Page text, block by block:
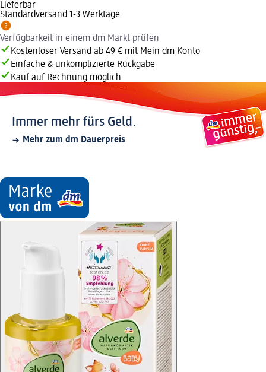
Lieferbar
Standardversand 1-3 Werktage
Verfügbarkeit in einem dm Markt prüfen
Kostenloser Versand ab 49 € mit Mein dm Konto
Einfache & unkomplizierte Rückgabe
Kauf auf Rechnung möglich
Immer mehr fürs Geld.
Mehr zum dm Dauerpreis